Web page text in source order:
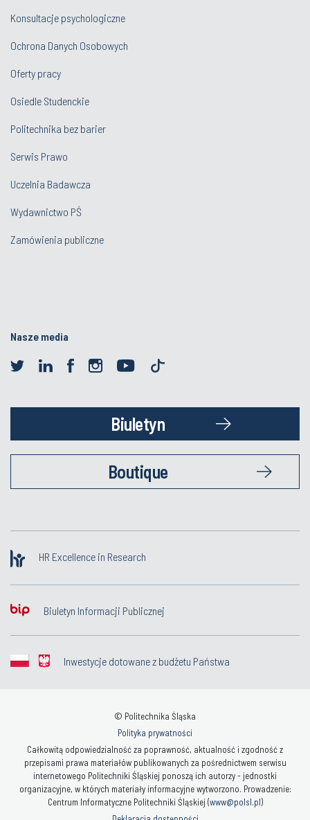
Konsultacje psychologiczne
Ochrona Danych Osobowych
Oferty pracy
Osiedle Studenckie
Politechnika bez barier
Serwis Prawo
Uczelnia Badawcza
Wydawnictwo PŚ
Zamówienia publiczne
Nasze media
Biuletyn
Boutique
HR Excellence in Research
Biuletyn Informacji Publicznej
Inwestycje dotowane z budżetu Państwa
© Politechnika Śląska
Polityka prywatności
Całkowitą odpowiedzialność za poprawność, aktualność i zgodność z
przepisami prawa materiałów publikowanych za pośrednictwem serwisu
internetowego Politechniki Śląskiej ponoszą ich autorzy - jednostki
organizacyjne, w których materiały informacyjne wytworzono. Prowadzenie:
Centrum Informatyczne Politechniki Śląskiej (www@polsl.pl)